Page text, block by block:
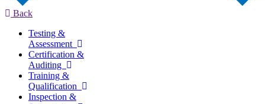
Back
Testing &
Assessment
Certification &
Auditing
Training &
Qualification
Inspection &